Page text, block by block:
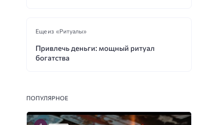
Еще из «Ритуалы»
Привлечь деньги: мощный ритуал
богатства
ПОПУЛЯРНОЕ